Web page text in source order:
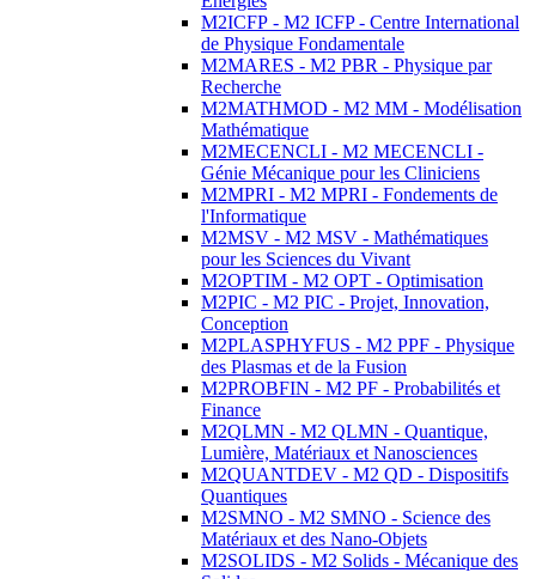
M2ICFP - M2 ICFP - Centre International
de Physique Fondamentale
M2MARES - M2 PBR - Physique par
Recherche
M2MATHMOD - M2 MM - Modélisation
Mathématique
M2MECENCLI - M2 MECENCLI -
Génie Mécanique pour les Cliniciens
M2MPRI - M2 MPRI - Fondements de
l'Informatique
M2MSV - M2 MSV - Mathématiques
pour les Sciences du Vivant
M2OPTIM - M2 OPT - Optimisation
M2PIC - M2 PIC - Projet, Innovation,
Conception
M2PLASPHYFUS - M2 PPF - Physique
des Plasmas et de la Fusion
M2PROBFIN - M2 PF - Probabilités et
Finance
M2QLMN - M2 QLMN - Quantique,
Lumière, Matériaux et Nanosciences
M2QUANTDEV - M2 QD - Dispositifs
Quantiques
M2SMNO - M2 SMNO - Science des
Matériaux et des Nano-Objets
M2SOLIDS - M2 Solids - Mécanique des